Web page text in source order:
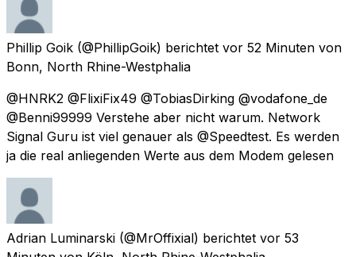
Phillip Goik (@PhillipGoik) berichtet vor 52 Minuten von
Bonn, North Rhine-Westphalia
@HNRK2 @FlixiFix49 @TobiasDirking @vodafone_de
@Benni99999 Verstehe aber nicht warum. Network
Signal Guru ist viel genauer als @Speedtest. Es werden
ja die real anliegenden Werte aus dem Modem gelesen
Adrian Luminarski (@MrOffixial) berichtet vor 53